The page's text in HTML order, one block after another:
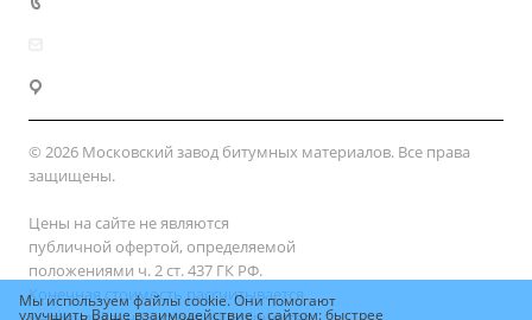
© 2026 Московский завод битумных материалов. Все права
защищены.
Цены на сайте не являются
публичной офертой, определяемой
положениями ч. 2 ст. 437 ГК РФ.
Конечная стоимость рассчитывается
Мы используем файлы cookie. Они помогают
улучшить Ваше взаимодействие с сайтом: быстрее